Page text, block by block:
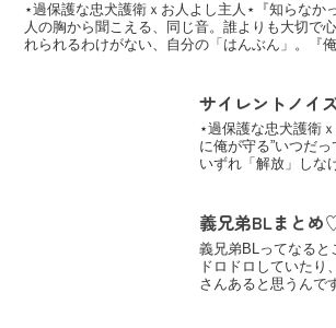
⋆過保護な忠犬護衛ｘお人よし主人⋆『知らなか
人の胸から聞こえる、同じ音。誰よりも大切で
れられるわけがない、自分の「はんぶん」。『
て』/ゼロ距離執着主従ガイドバース、2巻✩尊
サイレントノイ
⋆過保護な忠犬護衛
に俺が守る”いつだ
いずれ「解放」しな
衛。だけど、その孤
のならその覚悟に
も。『俺をひとりに
て』
義兄弟BLまとめ
義兄弟BLってなる
ドロドロしていたり
さんあると思うんで
の腐女子なのでね。
すれ違い止まりの